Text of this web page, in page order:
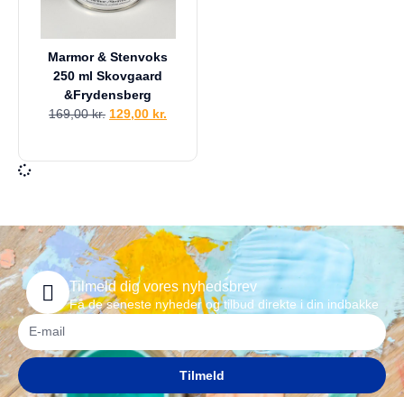
Marmor & Stenvoks
250 ml Skovgaard
&Frydensberg
169,00kr. 129,00 kr.
Tilmeld dig vores nyhedsbrev
Få de seneste nyheder og tilbud direkte i din indbakke
Tilmeld